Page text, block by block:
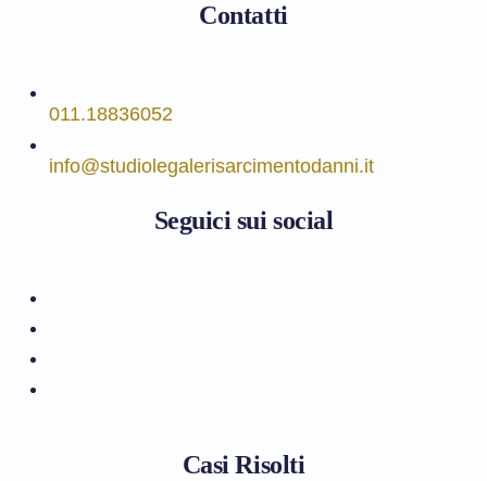
Contatti
011.18836052
info@studiolegalerisarcimentodanni.it
Seguici sui social
Casi Risolti